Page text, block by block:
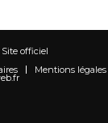
Site officiel
Mentions légales